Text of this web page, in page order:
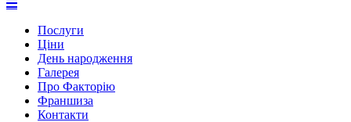
Послуги
Ціни
День народження
Галерея
Про Факторію
Франшиза
Контакти